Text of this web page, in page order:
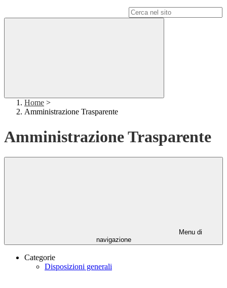
Home >
Amministrazione Trasparente
Amministrazione Trasparente
Menu di
navigazione
Categorie
Disposizioni generali